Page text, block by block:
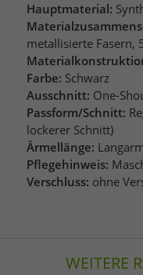
Hauptmaterial:
metallisierte Fasern,
Farbe: Schwarz
Ausschnitt: One-
Passform/Schnitt:
lockerer Schnitt)
Ärmellänge:
Pflegehinweis:
Verschluss: ohne
WEITERE